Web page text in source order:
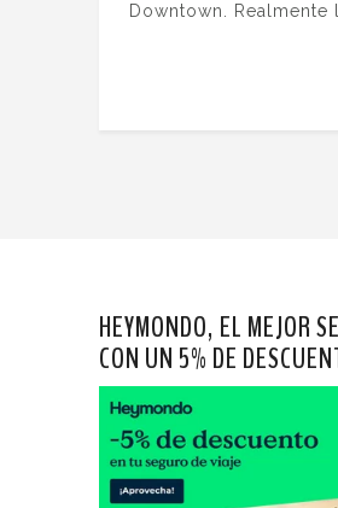
Downtown.
HEYMONDO, EL MEJOR
CON UN 5% DE